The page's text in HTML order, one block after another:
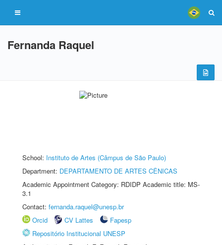
Fernanda Raquel
School: Instituto de Artes (Câmpus de São Paulo)
Department: DEPARTAMENTO DE ARTES CÊNICAS
Academic Appointment Category: RDIDP Academic title: MS-
3.1
Contact: fernanda.raquel@unesp.br
Orcid
CV Lattes
Fapesp
Repositório Institucional UNESP